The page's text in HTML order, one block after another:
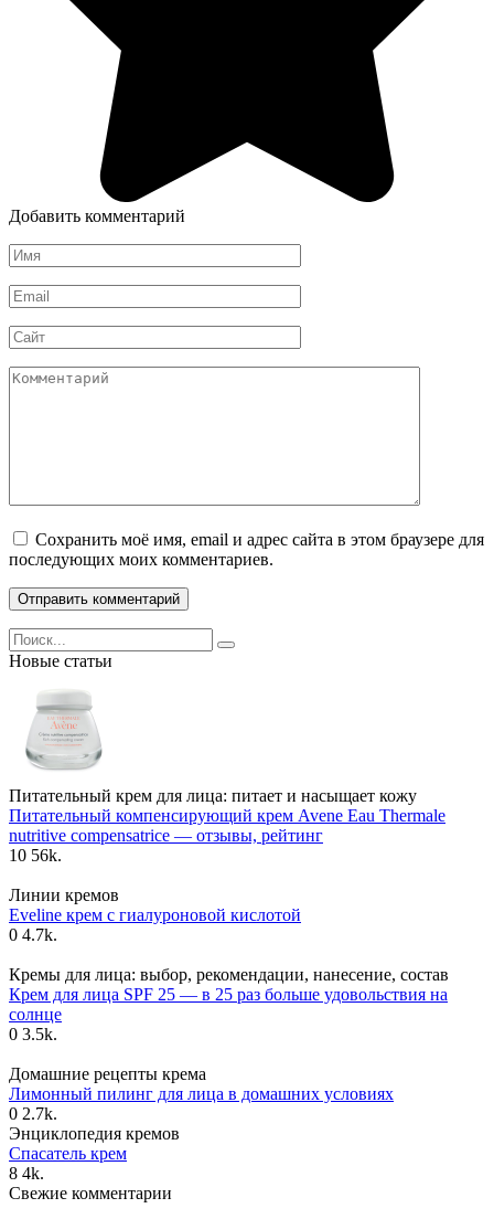
Добавить комментарий
Имя
*
Email
*
Сайт
Комментарий
Сохранить моё имя, email и адрес сайта в этом браузере для
последующих моих комментариев.
Search
for:
Новые статьи
Питательный крем для лица: питает и насыщает кожу
Питательный компенсирующий крем Avene Eau Thermale
nutritive compensatrice — отзывы, рейтинг
10 56k.
Линии кремов
Eveline крем с гиалуроновой кислотой
0 4.7k.
Кремы для лица: выбор, рекомендации, нанесение, состав
Крем для лица SPF 25 — в 25 раз больше удовольствия на
солнце
0 3.5k.
Домашние рецепты крема
Лимонный пилинг для лица в домашних условиях
0 2.7k.
Энциклопедия кремов
Спасатель крем
8 4k.
Свежие комментарии